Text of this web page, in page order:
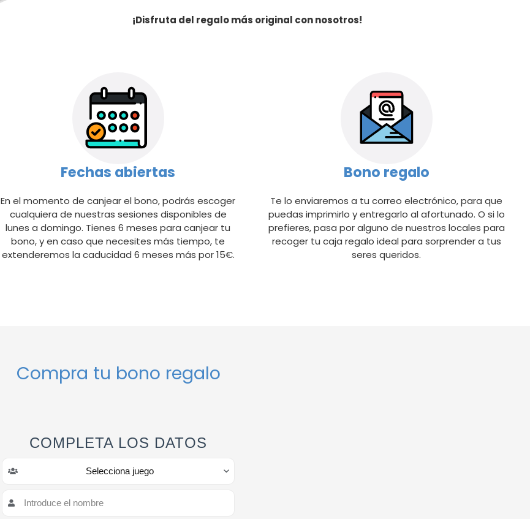
¡Disfruta del regalo más original con nosotros!
Fechas abiertas
En el momento de canjear el bono, podrás escoger
cualquiera de nuestras sesiones disponibles de
lunes a domingo. Tienes 6 meses para canjear tu
bono, y en caso que necesites más tiempo, te
extenderemos la caducidad 6 meses más por 15€.
Bono regalo
Te lo enviaremos a tu correo electrónico, para que
puedas imprimirlo y entregarlo al afortunado. O si lo
prefieres, pasa por alguno de nuestros locales para
recoger tu caja regalo ideal para sorprender a tus
seres queridos.
Compra tu bono regalo
COMPLETA LOS DATOS